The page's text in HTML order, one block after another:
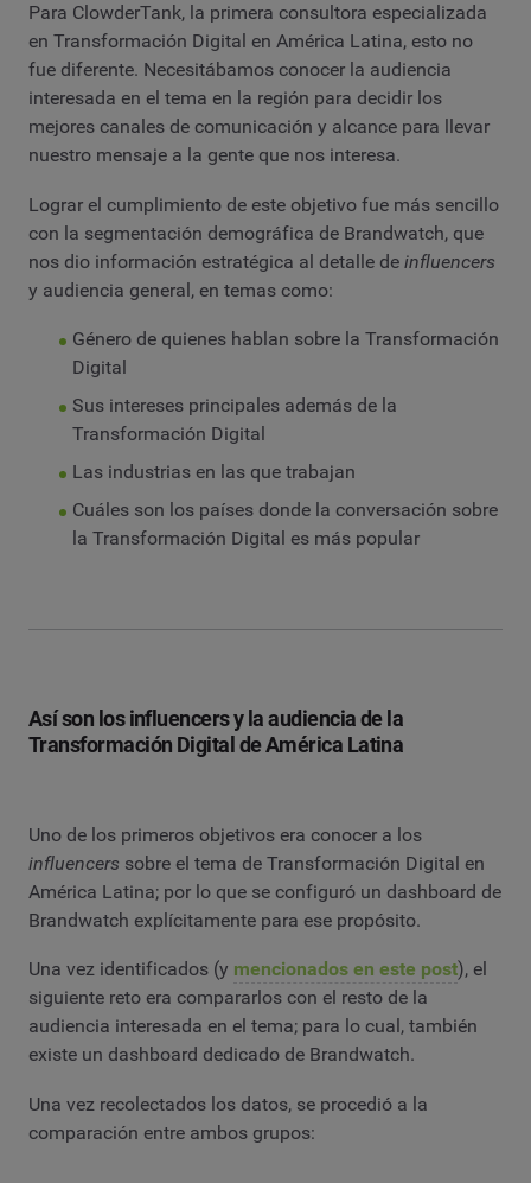
Para ClowderTank, la primera consultora especializada
en Transformación Digital en América Latina, esto no
fue diferente. Necesitábamos conocer la audiencia
interesada en el tema en la región para decidir los
mejores canales de comunicación y alcance para llevar
nuestro mensaje a la gente que nos interesa.
Lograr el cumplimiento de este objetivo fue más sencillo
con la segmentación demográfica de Brandwatch, que
nos dio información estratégica al detalle de influencers
y audiencia general, en temas como:
Género de quienes hablan sobre la Transformación
Digital
Sus intereses principales además de la
Transformación Digital
Las industrias en las que trabajan
Cuáles son los países donde la conversación sobre
la Transformación Digital es más popular
Así son los influencers y la audiencia de la
Transformación Digital de América Latina
Uno de los primeros objetivos era conocer a los
influencers sobre el tema de Transformación Digital en
América Latina; por lo que se configuró un dashboard de
Brandwatch explícitamente para ese propósito.
Una vez identificados (y mencionados en este post), el
siguiente reto era compararlos con el resto de la
audiencia interesada en el tema; para lo cual, también
existe un dashboard dedicado de Brandwatch.
Una vez recolectados los datos, se procedió a la
comparación entre ambos grupos: